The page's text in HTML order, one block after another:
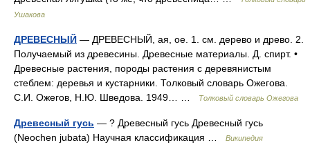
Ушакова
ДРЕВЕСНЫЙ — ДРЕВЕСНЫЙ, ая, ое. 1. см. дерево и древо. 2.
Получаемый из древесины. Древесные материалы. Д. спирт. •
Древесные растения, породы растения с деревянистым
стеблем: деревья и кустарники. Толковый словарь Ожегова.
С.И. Ожегов, Н.Ю. Шведова. 1949… …
Толковый словарь Ожегова
Древесный гусь — ? Древесный гусь Древесный гусь
(Neochen jubata) Научная классификация …
Википедия